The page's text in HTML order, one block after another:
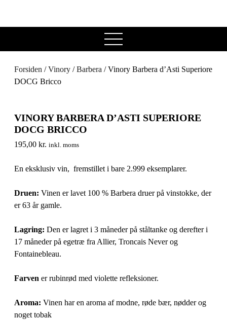
open
menu
Forsiden /Vinory /Barbera / Vinory Barbera d’Asti Superiore
DOCG Bricco
VINORY BARBERA D’ASTI SUPERIORE
DOCG BRICCO
195,00 kr. inkl. moms
En eksklusiv vin, fremstillet i bare 2.999 eksemplarer.
Druen: Vinen er lavet 100 % Barbera druer på vinstokke, der
er 63 år gamle.
Lagring: Den er lagret i 3 måneder på ståltanke og derefter i
17 måneder på egetræ fra Allier, Troncais Never og
Fontainebleau.
Farven er rubinrød med violette refleksioner.
Aroma: Vinen har en aroma af modne, røde bær, nødder og
noget tobak